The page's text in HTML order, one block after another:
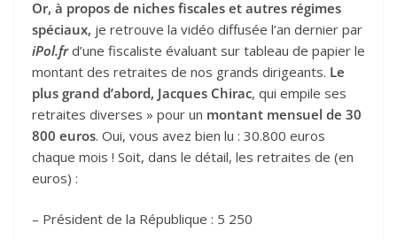
Or, à propos de niches fiscales et autres régimes
spéciaux, je retrouve la vidéo diffusée l’an dernier par
iPol.fr d’une fiscaliste évaluant sur tableau de papier le
montant des retraites de nos grands dirigeants. Le
plus grand d’abord, Jacques Chirac, qui empile ses
retraites diverses » pour un montant mensuel de 30
800 euros. Oui, vous avez bien lu : 30.800 euros
chaque mois ! Soit, dans le détail, les retraites de (en
euros) :
– Président de la République : 5 250